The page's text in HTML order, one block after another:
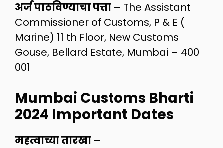
अर्ज पाठविण्याचा पत्ता – The Assistant
Commissioner of Customs, P & E (
Marine) 11 th Floor, New Customs
Gouse, Bellard Estate, Mumbai – 400
001
Mumbai Customs Bharti
2024 Important Dates
महत्वाच्या तारखा –